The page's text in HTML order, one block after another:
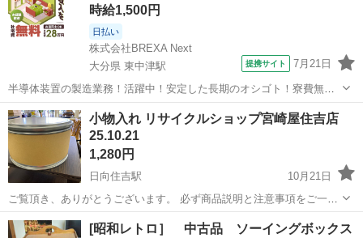
時給1,500円
日払い
株式会社BREXA Next
大分県 東中津駅
提携サイト 7月21日
半導体装置の製造業務！活躍中！安定した長期のオシゴト！寮費無料
★赴任旅費会社負担◎20代～40代の男性活躍中★未経験活躍中！高時
給1,500円！《大分県中津市》 人気の工場のお仕事 ◇半導体装置内部
のシート製造◇ ＊クリー...
大分 中津市 東中津駅 その他
小物入れ リサイクルショップ宮崎屋住吉店
25.10.21
1,280円
日向住吉駅
10月21日
ご覧頂き、ありがとうございます。 必ず商品説明と注意事項をご一読
ください。 商品説明と注意事項にご納得頂けましたら、ご購入の検討
をお願い致します。 こちらの商品は【住吉店】にございます。 ーーー
宮崎 宮崎市 日向住吉駅 収納家具
[昭和レトロ］ 中古品 ソーイングボックス